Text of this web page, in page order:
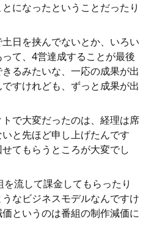
になったということだったり
日を挟んでないとか、いろい
て、4営達成することが最後
るみたいな、一応の成果が出
すけれども、ずっと成果が出
で大変だったのは、経理は席
と先ほど申し上げたんです
てもらうところが大変でし
流して課金してもらったり
なビジネスモデルなんですけ
というのは番組の制作減価に